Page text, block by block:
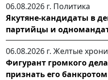
06.08.2026 г. Политика
Якутяне-кандидаты в
партийцы и
06.08.2026 г. Желтые
Фигурант громкого
признать его банкротом